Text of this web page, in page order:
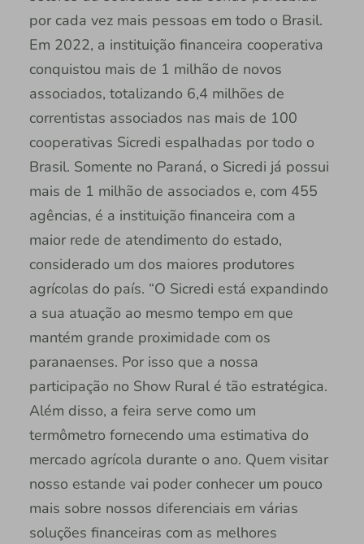
por cada vez mais pessoas em todo o Brasil.
Em 2022, a instituição financeira cooperativa
conquistou mais de 1 milhão de novos
associados, totalizando 6,4 milhões de
correntistas associados nas mais de 100
cooperativas Sicredi espalhadas por todo o
Brasil. Somente no Paraná, o Sicredi já possui
mais de 1 milhão de associados e, com 455
agências, é a instituição financeira com a
maior rede de atendimento do estado,
considerado um dos maiores produtores
agrícolas do país. “O Sicredi está expandindo
a sua atuação ao mesmo tempo em que
mantém grande proximidade com os
paranaenses. Por isso que a nossa
participação no Show Rural é tão estratégica.
Além disso, a feira serve como um
termômetro fornecendo uma estimativa do
mercado agrícola durante o ano. Quem visitar
nosso estande vai poder conhecer um pouco
mais sobre nossos diferenciais em várias
soluções financeiras com as melhores